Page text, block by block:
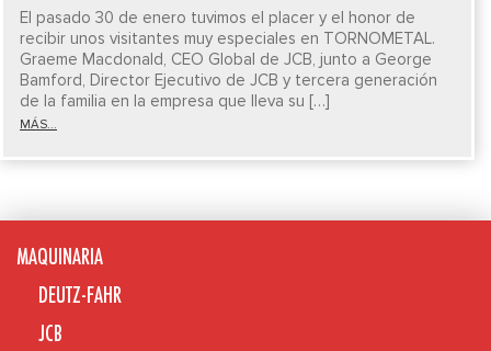
El pasado 30 de enero tuvimos el placer y el honor de
recibir unos visitantes muy especiales en TORNOMETAL.
Graeme Macdonald, CEO Global de JCB, junto a George
Bamford, Director Ejecutivo de JCB y tercera generación
de la familia en la empresa que lleva su […]
MÁS...
MAQUINARIA
DEUTZ-FAHR
JCB